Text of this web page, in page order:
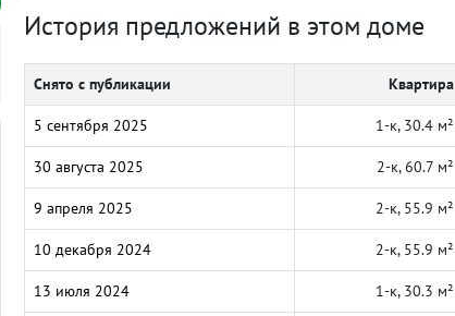
История предложений в этом доме
Снято с публикации Квартира
5 сентября 2025 1-к, 30.4 м²
30 августа 2025 2-к, 60.7 м²
9 апреля 2025 2-к, 55.9 м²
10 декабря 2024 2-к, 55.9 м²
13 июля 2024 1-к, 30.3 м²